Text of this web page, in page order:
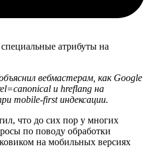
вебмастерам, как Google
и hreflang на
mobile-first индексации.
что до сих пор у многих
по поводу обработки
на мобильных версиях